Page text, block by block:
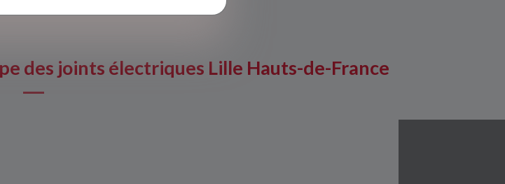
des joints électriques Lille Hauts-de-France